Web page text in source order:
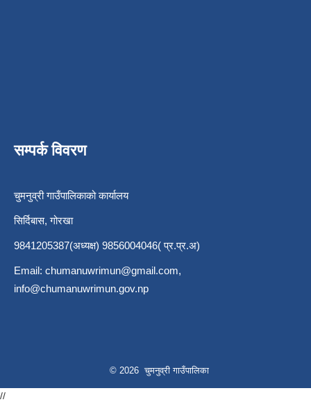
सम्पर्क विवरण
चुमनुव्री गाउँपालिकाको कार्यालय
सिर्दिबास, गोरखा
9841205387(अध्यक्ष) 9856004046( प्र.प्र.अ)
Email: chumanuwrimun@gmail.com,
info@chumanuwrimun.gov.np
© 2026 चुमनुव्री गाउँपालिका
//